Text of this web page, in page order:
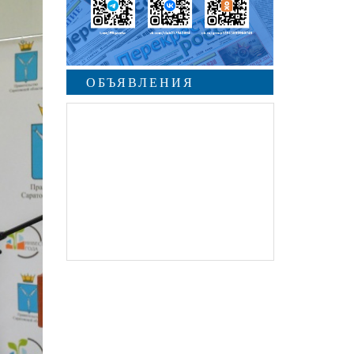
ОБЪЯВЛЕНИЯ